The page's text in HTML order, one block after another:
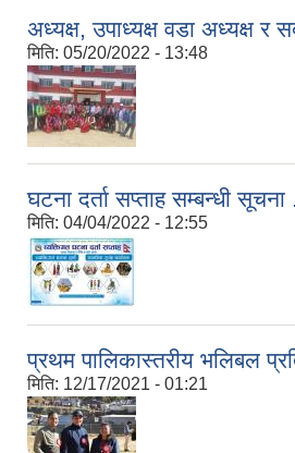
अध्यक्ष, उपाध्यक्ष वडा अध्यक्ष
मिति: 05/20/2022 - 13:48
घटना दर्ता सप्ताह सम्बन्धी
मिति: 04/04/2022 - 12:55
प्रथम पालिकास्तरीय भलिबल
मिति: 12/17/2021 - 01:21